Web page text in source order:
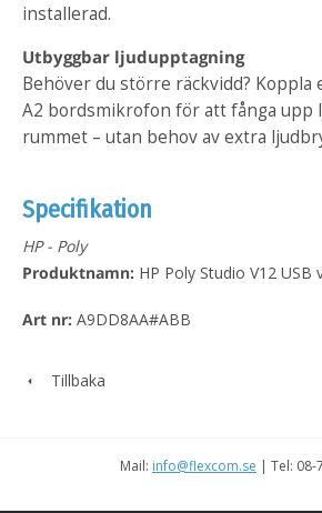
installerad.
Utbyggbar ljudupptagning
Behöver du större räckvidd? Koppla
A2 bordsmikrofon för att fånga upp
rummet – utan behov av extra
Specifikation
HP - Poly
Produktnamn: HP Poly Studio V12 USB
Art nr: A9DD8AA#ABB
Tillbaka
Mail: info@flexcom.se | Tel: 08-